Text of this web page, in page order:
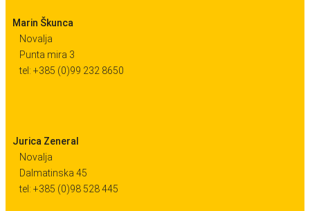
Marin Škunca
Novalja
Punta mira 3
tel: +385 (0)99 232 8650
Jurica Zeneral
Novalja
Dalmatinska 45
tel: +385 (0)98 528 445